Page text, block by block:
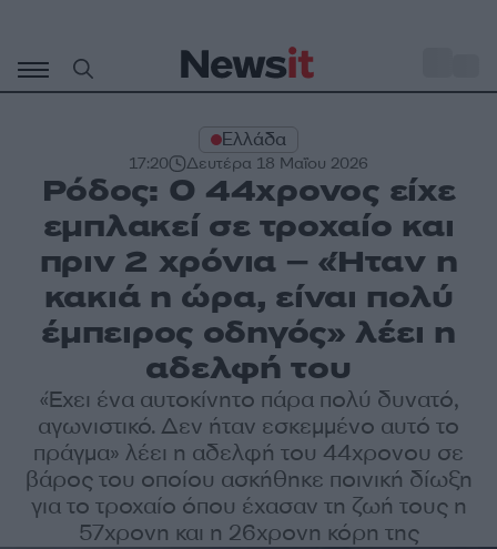
περιεχόμενο
Ελλάδα
17:20 Δευτέρα 18 Μαΐου 2026
Ρόδος: Ο 44χρονος είχε
εμπλακεί σε τροχαίο και
πριν 2 χρόνια – «Ήταν η
κακιά η ώρα, είναι πολύ
έμπειρος οδηγός» λέει η
αδελφή του
«Έχει ένα αυτοκίνητο πάρα πολύ δυνατό,
αγωνιστικό. Δεν ήταν εσκεμμένο αυτό το
πράγμα» λέει η αδελφή του 44χρονου σε
βάρος του οποίου ασκήθηκε ποινική δίωξη
για το τροχαίο όπου έχασαν τη ζωή τους η
57χρονη και η 26χρονη κόρη της